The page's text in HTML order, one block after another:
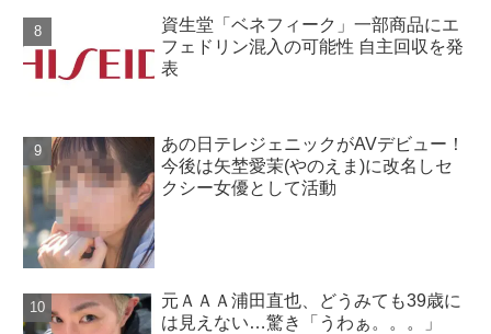
資生堂「ベネフィーク」一部商品にエ
フェドリン混入の可能性 自主回収を発
表
あの日テレジェニックがAVデビュー！
今後は矢埜愛茉(やのえま)に改名しセ
クシー女優として活動
元ＡＡＡ浦田直也、どうみても39歳に
は見えない…驚き「うわぁ。。。」